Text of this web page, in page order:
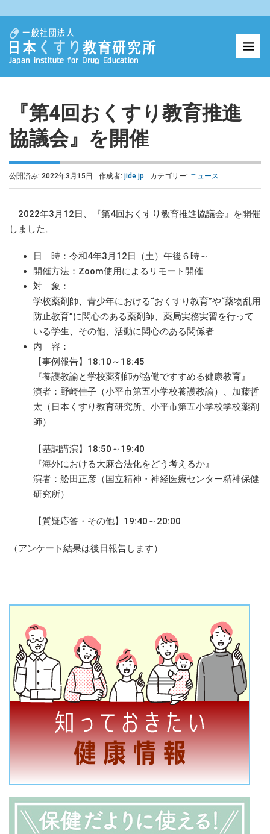
『第4回おくすり教育推進
協議会』を開催
公開済み: 2022年3月15日 作成者: jide.jp カテゴリー: ニュース
2022年3月12日、『第4回おくすり教育推進協議会』を開催
しました。
日 時：令和4年3月12日（土）午後６時～
開催方法：Zoom使用によるリモート開催
対 象：
学校薬剤師、青少年における“おくすり教育”や“薬物乱用
防止教育”に関心のある薬剤師、薬局実務実習を行って
いる学生、その他、活動に関心のある関係者
内 容：
【事例報告】18:10～18:45
『養護教諭と学校薬剤師が協働ですすめる健康教育』
演者：野崎佳子（小平市第五小学校養護教諭）、加藤哲
太（日本くすり教育研究所、小平市第五小学校学校薬剤
師）
【基調講演】18:50～19:40
『海外における大麻合法化をどう考えるか』
演者：舩田正彦（国立精神・神経医療センター精神保健
研究所）
【質疑応答・その他】19:40～20:00
（アンケート結果は後日報告します）